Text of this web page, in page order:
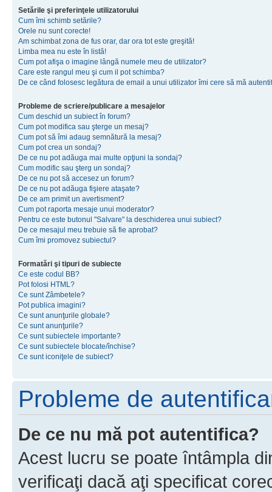
Setările şi preferinţele utilizatorului
Cum îmi schimb setările?
Orele nu sunt corecte!
Am schimbat zona de fus orar, dar ora tot este greşită!
Limba mea nu este în listă!
Cum pot afişa o imagine lângă numele meu de utilizator?
Care este rangul meu şi cum il pot schimba?
De ce când folosesc legătura de email a unui utilizator îmi cere să mă
Probleme de scriere/publicare a mesajelor
Cum deschid un subiect în forum?
Cum pot modifica sau şterge un mesaj?
Cum pot să îmi adaug semnătură la mesaj?
Cum pot crea un sondaj?
De ce nu pot adăuga mai multe opţiuni la sondaj?
Cum modific sau şterg un sondaj?
De ce nu pot să accesez un forum?
De ce nu pot adăuga fişiere ataşate?
De ce am primit un avertisment?
Cum pot raporta mesaje unui moderator?
Pentru ce este butonul "Salvare" la deschiderea unui subiect?
De ce mesajul meu trebuie să fie aprobat?
Cum îmi promovez subiectul?
Formatări şi tipuri de subiecte
Ce este codul BB?
Pot folosi HTML?
Ce sunt Zâmbetele?
Pot publica imagini?
Ce sunt anunţurile globale?
Ce sunt anunţurile?
Ce sunt subiectele importante?
Ce sunt subiectele blocate/închise?
Ce sunt iconiţele de subiect?
Probleme de
De ce nu mă pot autentifica?
Acest lucru se poate întâmpla
verificaţi dacă aţi specificat